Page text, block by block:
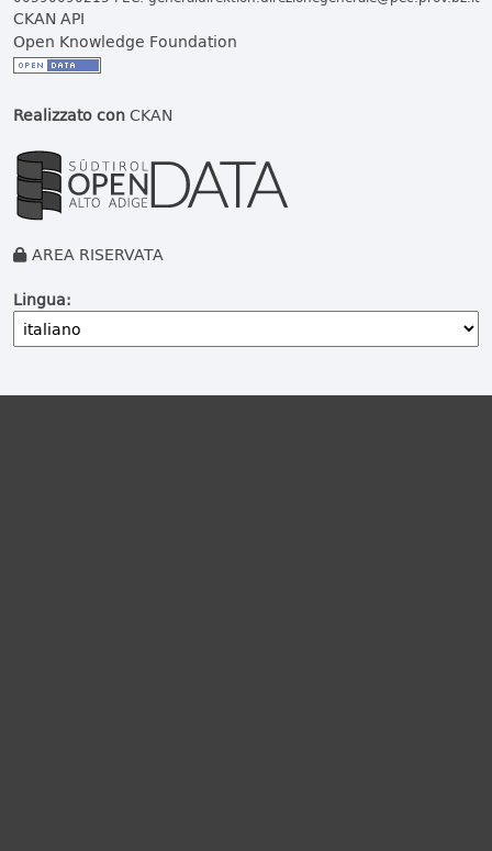
CKAN API
Open Knowledge Foundation
Realizzato conCKAN
AREA RISERVATA
Lingua